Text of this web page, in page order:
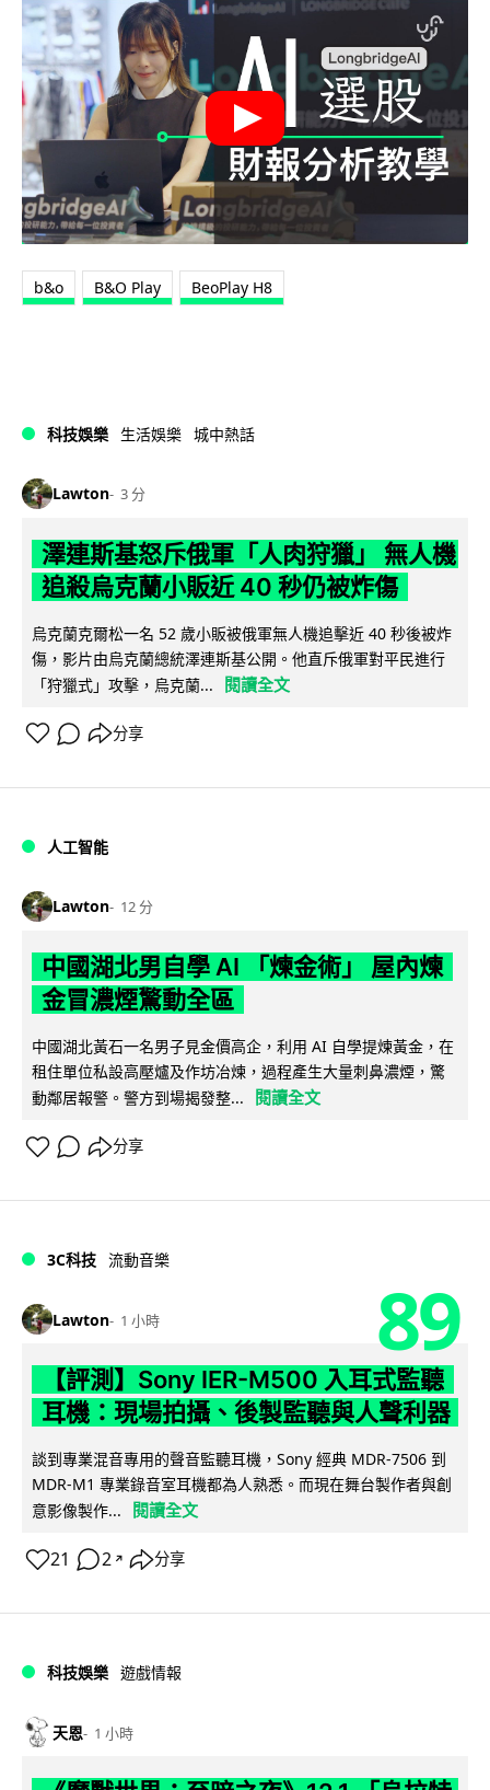
b&o B&O Play BeoPlay H8
科技娛樂 生活娛樂 城中熱話
Lawton 3 分
澤連斯基怒斥俄軍「人肉狩獵」 無人機
追殺烏克蘭小販近 40 秒仍被炸傷
烏克蘭克爾松一名 52 歲小販被俄軍無人機追擊近 40 秒後被炸
傷，影片由烏克蘭總統澤連斯基公開。他直斥俄軍對平民進行
「狩獵式」攻擊，烏克蘭...
閱讀全文
分享
人工智能
Lawton 12 分
中國湖北男自學 AI 「煉金術」 屋內煉
金冒濃煙驚動全區
中國湖北黃石一名男子見金價高企，利用 AI 自學提煉黃金，在
租住單位私設高壓爐及作坊冶煉，過程產生大量刺鼻濃煙，驚
動鄰居報警。警方到場揭發整...
閱讀全文
分享
3C科技 流動音樂
Lawton 1 小時 89
【評測】Sony IER-M500 入耳式監聽
耳機：現場拍攝、後製監聽與人聲利器
談到專業混音專用的聲音監聽耳機，Sony 經典 MDR-7506 到
MDR-M1 專業錄音室耳機都為人熟悉。而現在舞台製作者與創
意影像製作...
閱讀全文
21 2 ↗ 分享
科技娛樂 遊戲情報
天恩 1 小時